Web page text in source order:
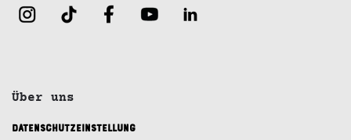
Über uns
Jobs
Datenschutzeinstellung